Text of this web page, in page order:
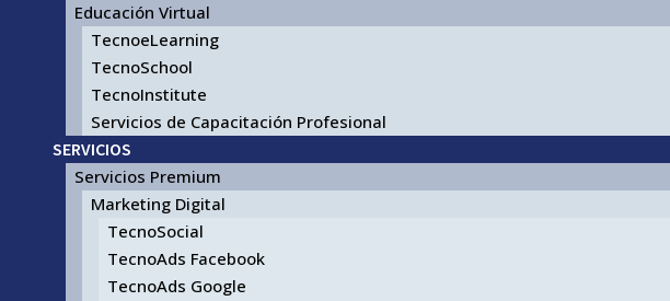
Educación Virtual
TecnoeLearning
TecnoSchool
TecnoInstitute
Servicios de Capacitación Profesional
SERVICIOS
Servicios Premium
Marketing Digital
TecnoSocial
TecnoAds Facebook
TecnoAds Google